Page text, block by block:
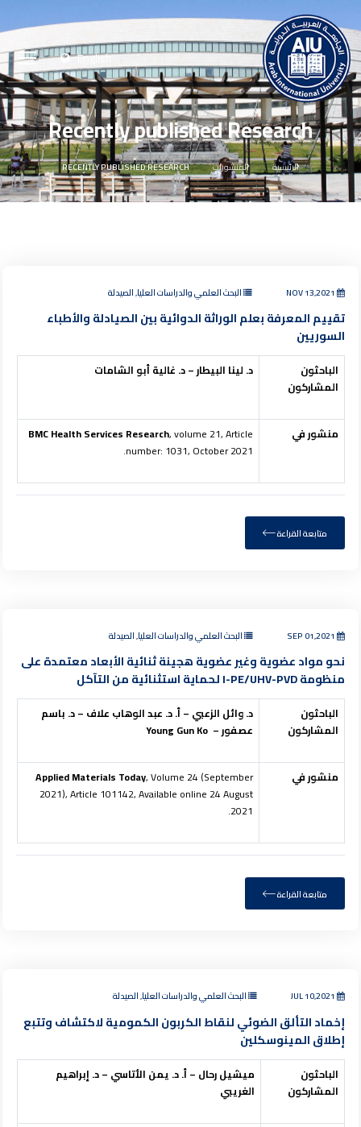
English
Recently published Research
الرئيسية المنشورات RECENTLY PUBLISHED RESEARCH
البحث العلمي والدراسات العليا, الصيدلة
تقييم المعرفة بعلم الوراثة الدوائية بين الصيادلة والأطباء
السوريين
الباحثون
المشاركون
د. لينا البيطار – د. غالية أبو الشامات
منشور في BMC Health Services Research, volume 21, Article
number: 1031, October 2021.
متابعة القراءة
البحث العلمي والدراسات العليا, الصيدلة
نحو مواد عضوية وغير عضوية هجينة ثنائية الأبعاد معتمدة على
منظومة I-PE/UHV-PVD لحماية استثنائية من التآكل
الباحثون
المشاركون
د. وائل الزعبي – أ. د. عبد الوهاب علاف – د. باسم
عصفور – Young Gun Ko
منشور في Applied Materials Today, Volume 24 (September
2021), Article 101142, Available online 24 August
2021.
متابعة القراءة
البحث العلمي والدراسات العليا, الصيدلة
إخماد التألق الضوئي لنقاط الكربون الكمومية لاكتشاف وتتبع
إطلاق المينوسكلين
الباحثون
المشاركون
ميشيل رحال – أ. د. يمن الأتاسي – د. إبراهيم
الغريبي